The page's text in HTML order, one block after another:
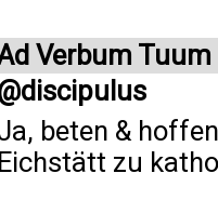
Verbum Tuum
beten &
Eichstätt zu